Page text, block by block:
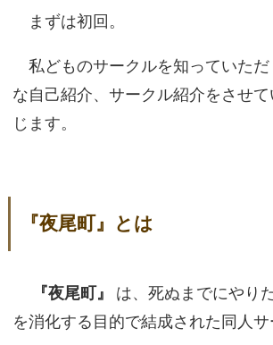
まずは初回。
私どものサークルを知っていただ
な自己紹介、サークル紹介をさせ
じます。
『夜尾町』とは
『夜尾町』
は、死ぬまでにやり
を消化する目的で結成された同人サ